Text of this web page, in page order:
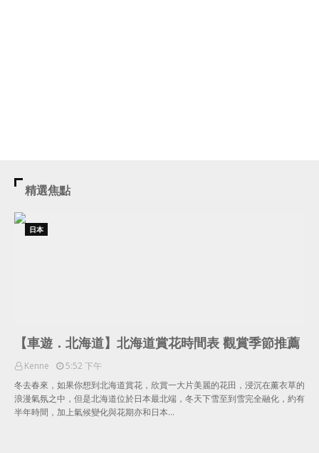
精選焦點
日本
【車遊．北海道】北海道賞花時間表 觀賞季節推薦
Kenne
5:52 下午
冬去春來，如果你想到北海道賞花，欣賞一大片美麗的花田，浸沉在薰衣草的
浪漫氣氛之中，但是北海道位於日本最北端，冬天下雪至到雪完全融化，約有
半年時間，加上氣候變化與花期亦和日本…